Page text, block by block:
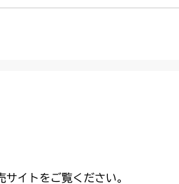
イトをご覧ください。